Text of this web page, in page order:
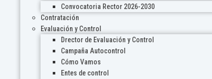
Convocatoria Rector 2026-2030
Contratación
Evaluación y Control
Drector de Evaluación y Control
Campaña Autocontrol
Cómo Vamos
Entes de control